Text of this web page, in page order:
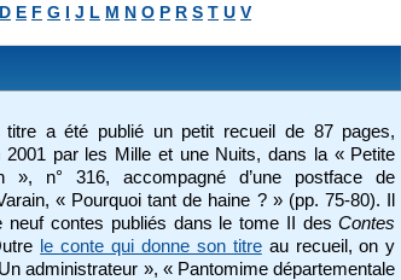
D E F G I J L M N O P R S T U V
titre a été publié un petit recueil de 87 pages,
2001 par les Mille et une Nuits, dans la « Petite
», n° 316, accompagné d’une postface de
« Pourquoi tant de haine ? » (pp. 75-80). Il
neuf contes publiés dans le tome II desContes
le conte qui donne son titreau recueil, on y
administrateur », « Pantomime départementale